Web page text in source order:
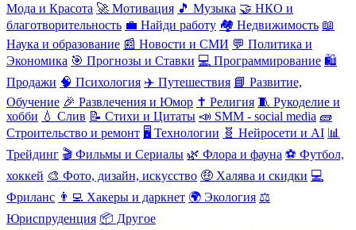
Мода и Красота 🚀 Мотивация 🎵 Музыка 🤝 НКО и
благотворительность 💼 Найди работу 🏘️ Недвижимость 📖
Наука и образование 📰 Новости и СМИ 💬 Политика и
Экономика 🎯 Прогнозы и Ставки 💻 Программирование 🛍️
Продажи 🧠 Психология ✈️ Путешествия 📘 Развитие,
Обучение 🎉 Развлечения и Юмор ✝️ Религия 🧵 Рукоделие и
хобби 💧 Слив 📝 Стихи и Цитаты 📣 SMM - social media 🧱
Строительство и ремонт 🖥️ Технологии 🧬 Нейросети и AI 📊
Трейдинг 🎬 Фильмы и Сериалы 🌿 Флора и фауна ⚽ Футбол,
хоккей 🎨 Фото, дизайн, искусство 🤑 Халява и скидки 💻
Фриланс 👨‍💻 Хакеры и даркнет 🌍 Экология ⚖️
Юриспруденция 📦 Другое